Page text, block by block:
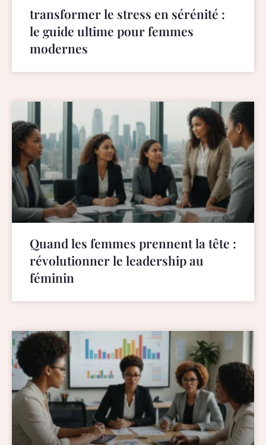
transformer le stress en sérénité :
le guide ultime pour femmes
modernes
Quand les femmes prennent la tête :
révolutionner le leadership au
féminin